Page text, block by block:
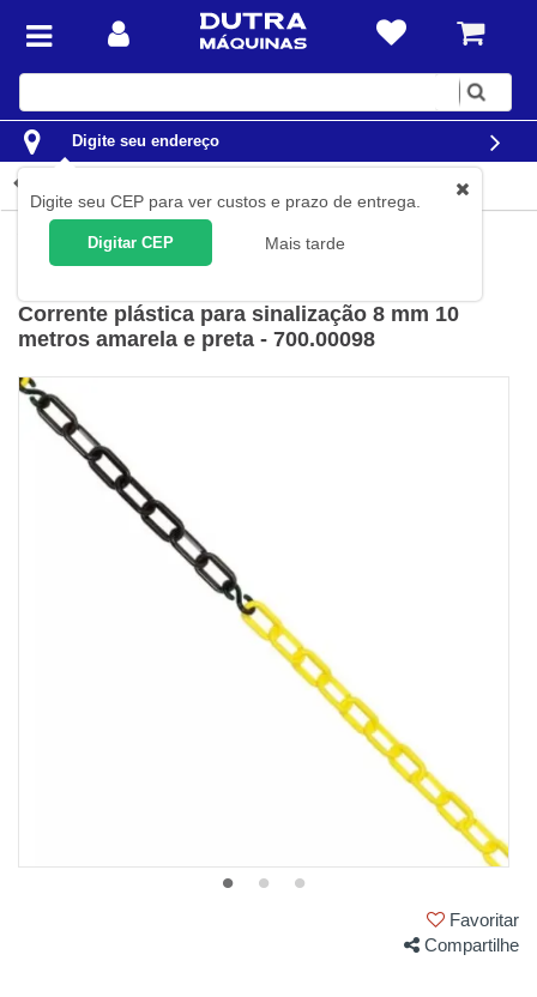
Digite
Digite seu endereço
Digite seu CEP para ver custos e prazo de entrega.
Digitar CEP Mais tarde
Limpeza Equipamentos para limpeza
Corrente plástica para sinalização 8 mm 10
metros amarela e preta - 700.00098
Favoritar
Compartilhe